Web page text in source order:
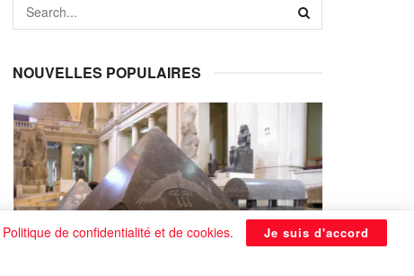
NOUVELLES POPULAIRES
Politique de confidentialité et de cookies. Je suis d'accord